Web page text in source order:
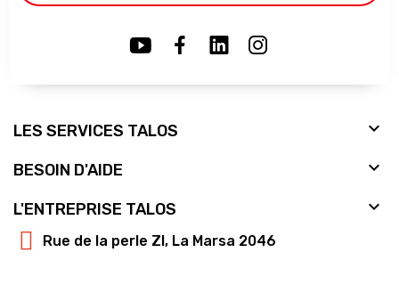
LES SERVICES TALOS 
BESOIN D'AIDE 
L'ENTREPRISE TALOS 
Rue de la perle ZI, La Marsa 2046